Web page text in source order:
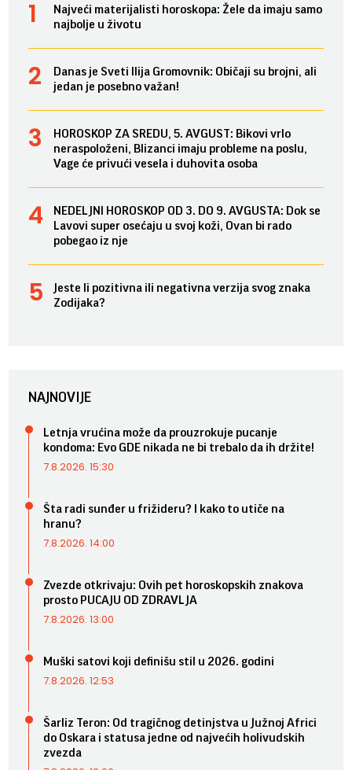
Najveći materijalisti horoskopa: Žele da imaju samo
najbolje u životu
Danas je Sveti Ilija Gromovnik: Običaji su brojni, ali
jedan je posebno važan!
HOROSKOP ZA SREDU, 5. AVGUST: Bikovi vrlo
neraspoloženi, Blizanci imaju probleme na poslu,
Vage će privući vesela i duhovita osoba
NEDELJNI HOROSKOP OD 3. DO 9. AVGUSTA: Dok se
Lavovi super osećaju u svoj koži, Ovan bi rado
pobegao iz nje
Jeste li pozitivna ili negativna verzija svog znaka
Zodijaka?
NAJNOVIJE
Letnja vrućina može da prouzrokuje pucanje
kondoma: Evo GDE nikada ne bi trebalo da ih držite!
7.8.2026. 15:30
Šta radi sunđer u frižideru? I kako to utiče na
hranu?
7.8.2026. 14:00
Zvezde otkrivaju: Ovih pet horoskopskih znakova
prosto PUCAJU OD ZDRAVLJA
7.8.2026. 13:00
Muški satovi koji definišu stil u 2026. godini
7.8.2026. 12:53
Šarliz Teron: Od tragičnog detinjstva u Južnoj Africi
do Oskara i statusa jedne od najvećih holivudskih
zvezda